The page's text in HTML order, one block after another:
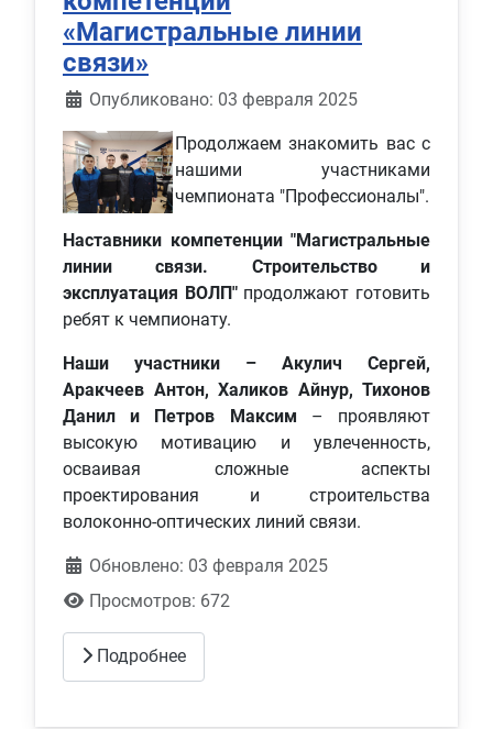
«Магистральные линии
связи»
Информация о материале
Опубликовано: 03 февраля 2025
Продолжаем знакомить вас с
нашими участниками
чемпионата "Профессионалы".
Наставники компетенции "Магистральные
линии связи. Строительство и
эксплуатация ВОЛП" продолжают готовить
ребят к чемпионату.
Наши участники – Акулич Сергей,
Аракчеев Антон, Халиков Айнур, Тихонов
Данил и Петров Максим – проявляют
высокую мотивацию и увлеченность,
осваивая сложные аспекты
проектирования и строительства
волоконно-оптических линий связи.
Обновлено: 03 февраля 2025
Просмотров: 672
Подробнее